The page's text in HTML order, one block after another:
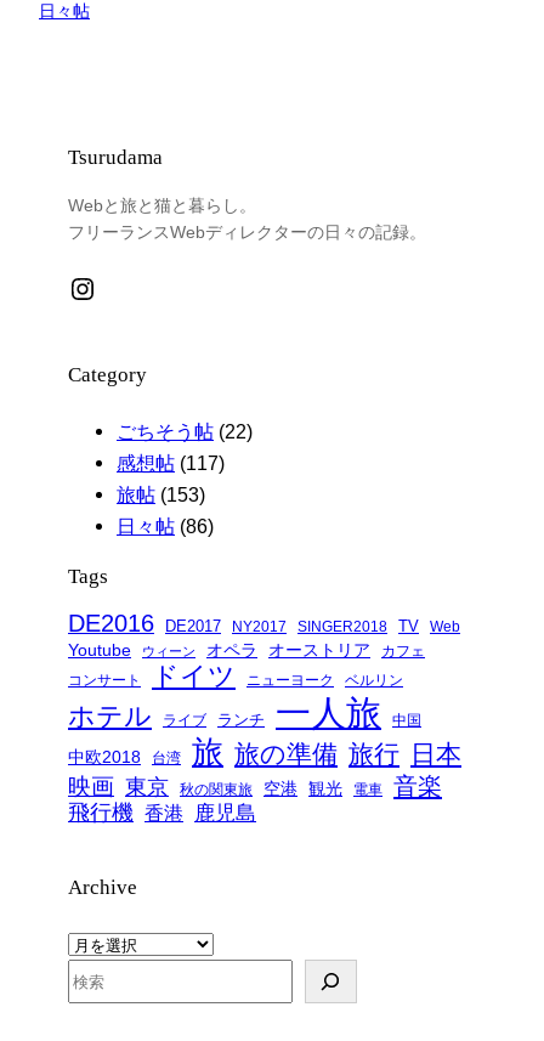
関連理由
日々帖
Tsurudama
Webと旅と猫と暮らし。
フリーランスWebディレクターの日々の記録。
Instagram
Category
ごちそう帖 (22)
感想帖 (117)
旅帖 (153)
日々帖 (86)
Tags
DE2016 DE2017 NY2017 SINGER2018 TV Web
Youtube ウィーン オペラ オーストリア
カフェ
コンサート
ドイツ ニューヨーク ベルリン
ホテル ライブ ランチ 一人旅 中国
中欧2018 台湾 旅 旅の準備 旅行 日本
映画 東京 秋の関東旅 空港 観光 電車 音楽
飛行機 香港 鹿児島
Archive
ア
ー
カ
検
索